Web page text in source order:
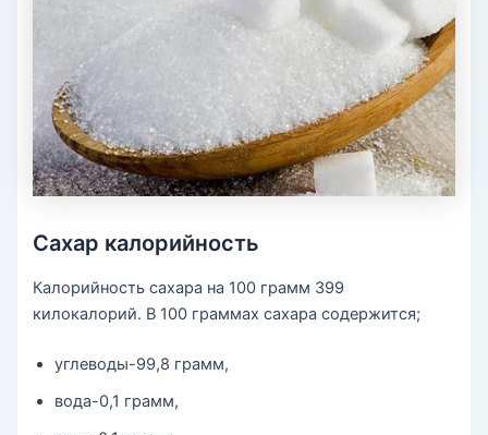
Сахар калорийность
Калорийность сахара на 100 грамм 399
килокалорий. В 100 граммах сахара содержится;
углеводы-99,8 грамм,
вода-0,1 грамм,